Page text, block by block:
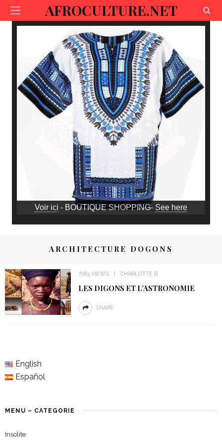
AFROCULTURE.NET
Voir ici - BOUTIQUE SHOPPING- See here
ARCHITECTURE DOGONS
7083 VIEWS CHARLOTTE B
LES DIGONS ET L’ASTRONOMIE
SHARE
English
Español
MENU – CATEGORIE
Insolite